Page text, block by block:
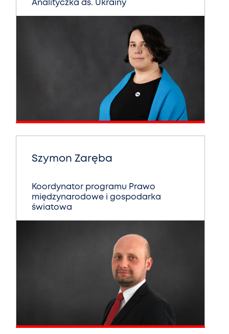
Analityczka ds. Ukrainy
Szymon Zaręba
Koordynator programu Prawo
międzynarodowe i gospodarka
światowa